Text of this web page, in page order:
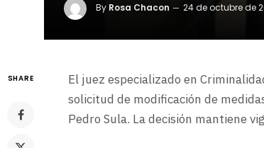
By Rosa Chacon 24 de octubre de
SHARE
El juez especializado en
solicitud de modificación de
Pedro Sula. La decisión mantiene